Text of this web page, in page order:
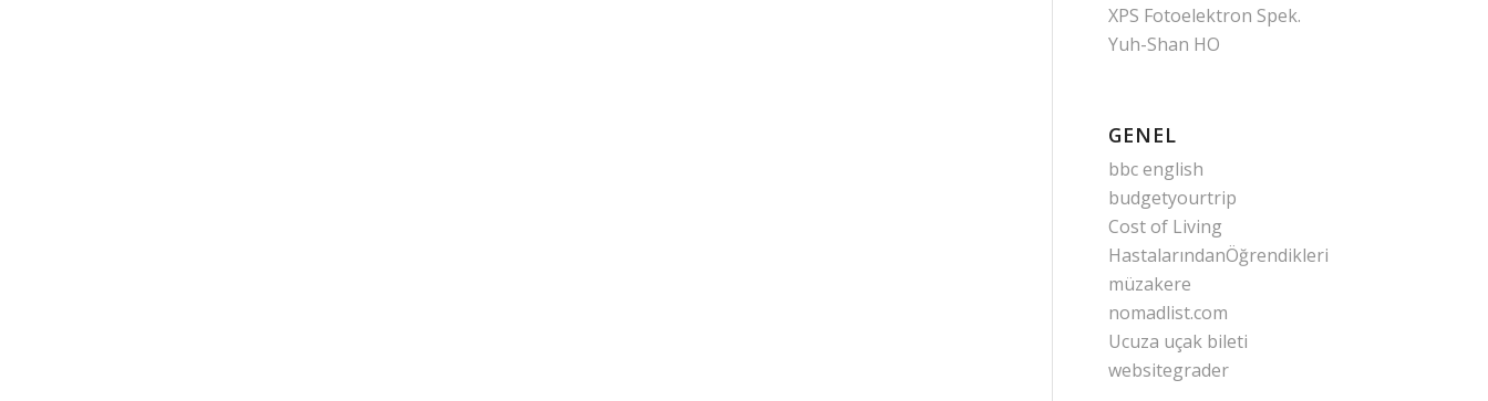
XPS Fotoelektron Spek.
Yuh-Shan HO
GENEL
bbc english
budgetyourtrip
Cost of Living
HastalarındanÖğrendikleri
müzakere
nomadlist.com
Ucuza uçak bileti
websitegrader